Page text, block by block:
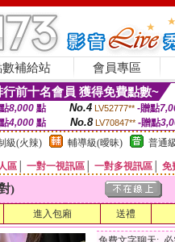
數補給站 會員專區
前十名會員 獲得免費點數~
8,000點 No.4 LV52777** -贈點
4,000 點 No.8 LV70847** -贈點
級(火辣) 輔導級(曖昧) 普通
區 一對一視訊區 一對多視訊區 免
)
進入包廂 送禮